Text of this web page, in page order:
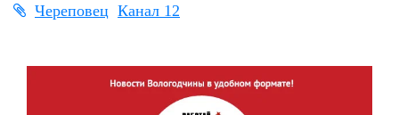
Череповец Канал 12